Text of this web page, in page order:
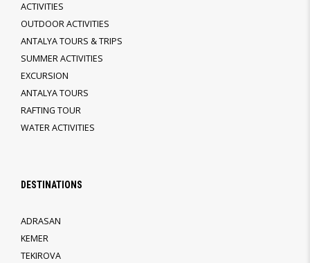
ACTIVITIES
OUTDOOR ACTIVITIES
ANTALYA TOURS & TRIPS
SUMMER ACTIVITIES
EXCURSION
ANTALYA TOURS
RAFTING TOUR
WATER ACTIVITIES
DESTINATIONS
ADRASAN
KEMER
TEKIROVA